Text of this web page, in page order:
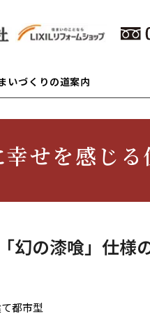
いづくりの道案内
せを感じる
幻の漆喰」仕様
都市型